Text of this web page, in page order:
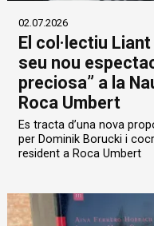
02.07.2026
El col·lectiu
seu nou
preciosa” a la
Roca Umbert
Es tracta d’una nova
per Dominik Borucki i
resident a Roca Umbert